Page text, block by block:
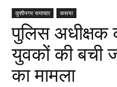
कुशीनगर समाचार कसया
पुलिस अधीक्षक
युवकों की बची
का मामला